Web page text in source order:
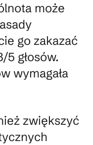
może
go zakazać
5 głosów.
wymagała
zwiększyć